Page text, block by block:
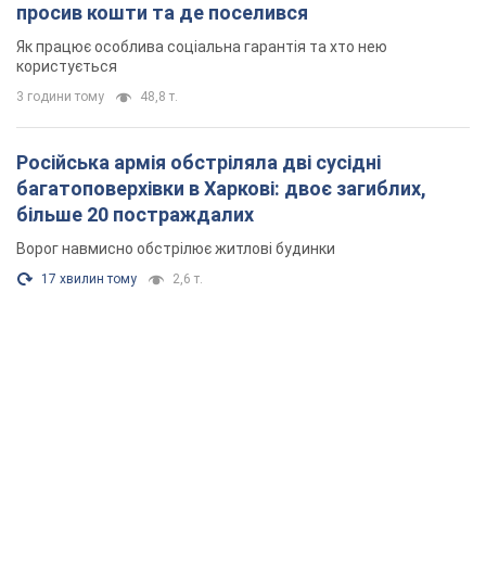
просив кошти та де поселився
Як працює особлива соціальна гарантія та хто нею
користується
3 години тому 48,8 т.
Російська армія обстріляла дві сусідні
багатоповерхівки в Харкові: двоє загиблих,
більше 20 постраждалих
Ворог навмисно обстрілює житлові будинки
17 хвилин тому 2,6 т.